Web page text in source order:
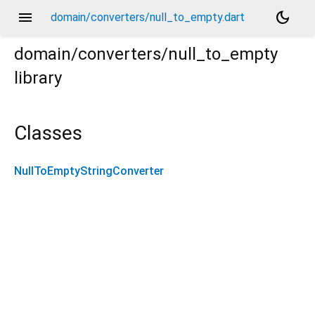
menu domain/converters/null_to_empty.dart
dark_mode
domain/converters/null_to_empty
library
Classes
NullToEmptyStringConverter